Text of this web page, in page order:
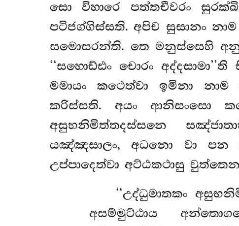
සො විහාරෙ පත්තචීවරං
පටිජග්ගිස්සති. අපිච සුසානං
සමොසරන්ති. තෙ මනුස්සෙහි
‘‘සහොඩ්ඪං චොරං
මමායං කථෙත්වා ඉමිනා
කරිස්සති. අයං ආනිසංසො
අසුභනිමිත්තදස්සනෙ
යඤ්ඤසාලං, අධනො වා පන
උප්පාදෙත්වා අට්ඨකථාසු
‘‘උද්ධුමාතකං
අසම්මුට්ඨාය